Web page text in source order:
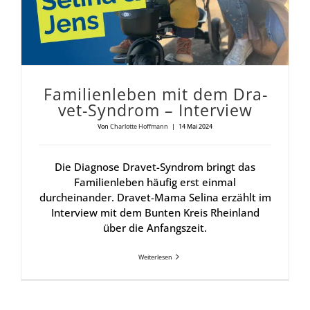
Fami­li­en­le­ben mit dem Dra­
vet-Syn­drom – Inter­view
Von Charlotte Hoffmann | 14 Mai 2024
Die Diagnose Dravet-Syndrom bringt das
Familienleben häufig erst einmal
durcheinander. Dravet-Mama Selina erzählt im
Interview mit dem Bunten Kreis Rheinland
über die Anfangszeit.
Weiterlesen